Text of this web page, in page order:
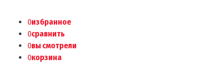
0избранное
0сравнить
0вы смотрели
0корзина